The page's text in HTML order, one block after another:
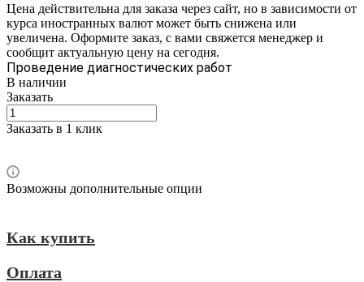
Цена действительна для заказа через сайт, но в зависимости от
курса иностранных валют может быть снижена или
увеличена. Оформите заказ, с вами свяжется менеджер и
сообщит актуальную цену на сегодня.
Проведение диагностических работ
В наличии
Заказать
Заказать в 1 клик
Возможны дополнительные опции
Как купить
Оплата